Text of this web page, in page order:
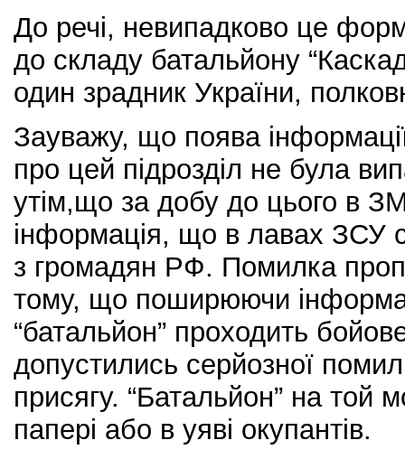
До речі, невипадково це
до складу батальйону
один зрадник України,
Зауважу, що поява
про цей підрозділ не була
утім,що за добу до цього в
інформація, що в лавах ЗСУ
з громадян РФ. Помилка
тому, що поширюючи
“батальйон” проходить
допустились серйозної
присягу. “Батальйон” на той
папері або в уяві окупантів.